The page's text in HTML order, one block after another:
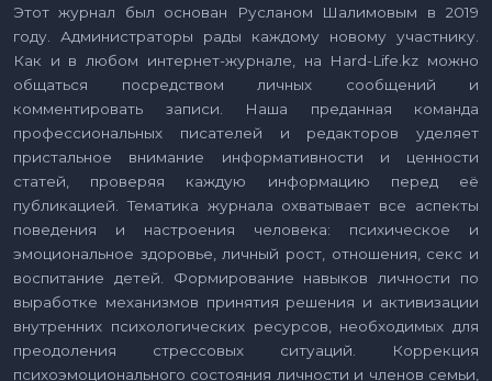
Этот журнал был основан Русланом Шалимовым в 2019
году. Администраторы рады каждому новому участнику.
Как и в любом интернет-журнале, на Hard-Life.kz можно
общаться посредством личных сообщений и
комментировать записи. Наша преданная команда
профессиональных писателей и редакторов уделяет
пристальное внимание информативности и ценности
статей, проверяя каждую информацию перед её
публикацией. Тематика журнала охватывает все аспекты
поведения и настроения человека: психическое и
эмоциональное здоровье, личный рост, отношения, секс и
воспитание детей. Формирование навыков личности по
выработке механизмов принятия решения и активизации
внутренних психологических ресурсов, необходимых для
преодоления стрессовых ситуаций. Коррекция
психоэмоционального состояния личности и членов семьи,